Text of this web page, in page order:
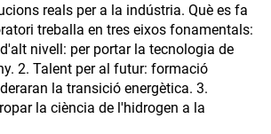
reals per a la indústria. Què es fa
treballa en tres eixos fonamentals:
nivell: per portar la tecnologia de
2. Talent per al futur: formació
la transició energètica. 3.
la ciència de l'hidrogen a la